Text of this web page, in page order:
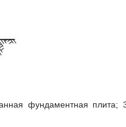
фундаментная